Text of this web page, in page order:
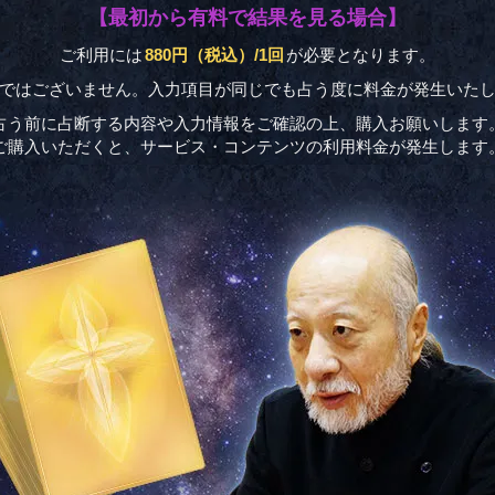
【最初から有料で結果を見る場合】
ご利用には880円（税込）/1回 が必要となります。
はございません。入力項目が同じでも占う度に料金が発生いた
う前に占断する内容や入力情報をご確認の上、購入お願いします
購入いただくと、サービス・コンテンツの利用料金が発生します